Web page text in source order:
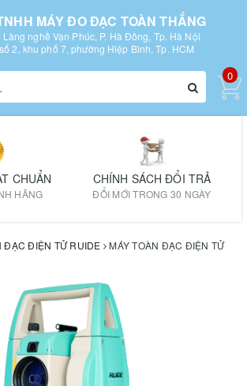
MÁY ĐO ĐẠC TOÀN THẮNG
nghề Vạn Phúc, P. Hà Đông, Tp. Hà Nội
2, khu phố 7, phường Hiệp Bình, Tp. HCM
0
CHUẨN
HÃNG
CHÍNH SÁCH ĐỔI TRẢ
ĐỔI MỚI TRONG 30 NGÀY
ĐẠC ĐIỆN TỬ RUIDE
MÁY TOÀN ĐẠC ĐIỆN TỬ